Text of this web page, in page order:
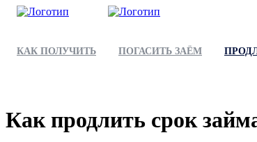
КАК ПОЛУЧИТЬ ПОГАСИТЬ ЗАЁМ
Как продлить срок